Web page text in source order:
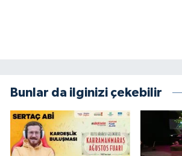
Bunlar da ilginizi çekebilir